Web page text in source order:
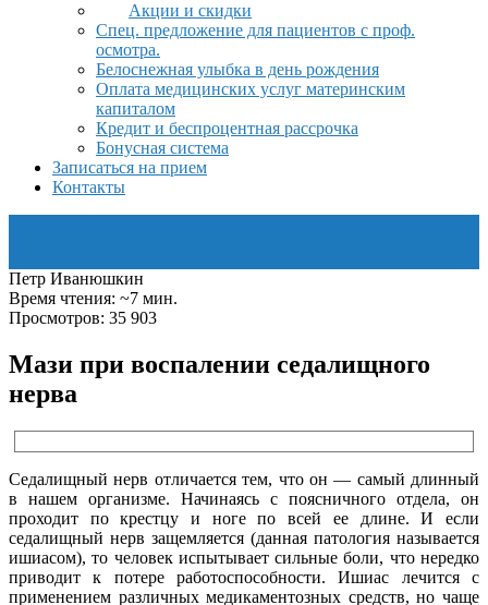
Акции и скидки
Спец. предложение для пациентов с проф.
осмотра.
Белоснежная улыбка в день рождения
Оплата медицинских услуг материнским
капиталом
Кредит и беспроцентная рассрочка
Бонусная система
Записаться на прием
Контакты
Петр Иванюшкин
Время чтения: ~7 мин.
Просмотров: 35 903
Мази при воспалении седалищного
нерва
Седалищный нерв отличается тем, что он — самый длинный
в нашем организме. Начинаясь с поясничного отдела, он
проходит по крестцу и ноге по всей ее длине. И если
седалищный нерв защемляется (данная патология называется
ишиасом), то человек испытывает сильные боли, что нередко
приводит к потере работоспособности. Ишиас лечится с
применением различных медикаментозных средств, но чаще